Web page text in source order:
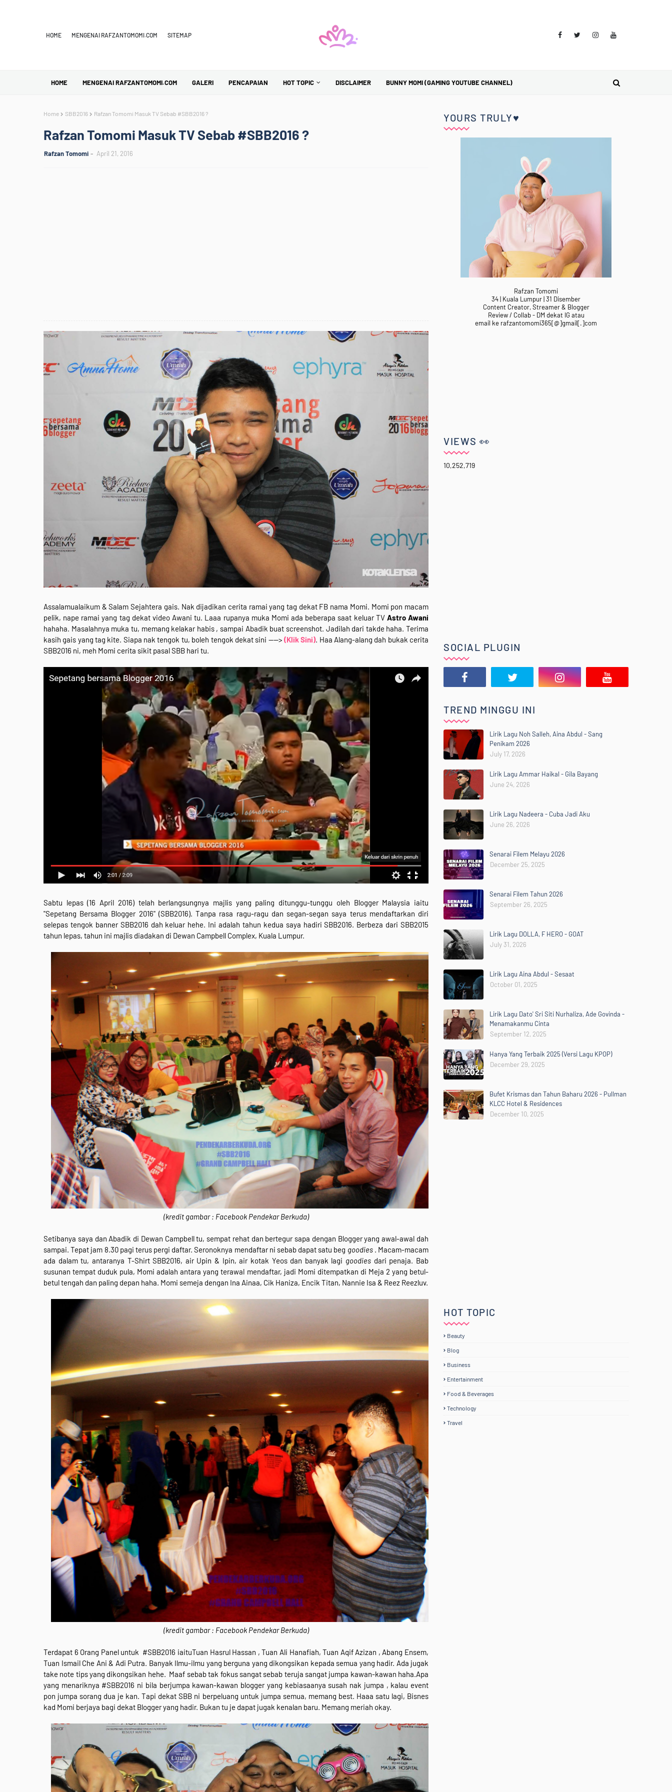
HOME MENGENAI RAFZANTOMOMI.COM SITEMAP
HOME MENGENAI RAFZANTOMOMI.COM GALERI PENCAPAIAN HOT TOPIC DISCLAIMER BUNNY MOMI (GAMING YOUTUBE CHANNEL)
Home SBB2016 Rafzan Tomomi Masuk TV Sebab #SBB2016 ?
Rafzan Tomomi Masuk TV Sebab #SBB2016 ?
Rafzan Tomomi April 21, 2016
Assalamualaikum & Salam Sejahtera gais. Nak dijadikan cerita ramai yang tag dekat FB nama Momi. Momi pon macam
pelik, nape ramai yang tag dekat video Awani tu. Laaa rupanya muka Momi ada beberapa saat keluar TV Astro Awani
hahaha. Masalahnya muka tu, memang kelakar habis , sampai Abadik buat screenshot. Jadilah dari takde haha. Terima
kasih gais yang tag kite. Siapa nak tengok tu, boleh tengok dekat sini ----> (Klik Sini). Haa Alang-alang dah bukak cerita
SBB2016 ni, meh Momi cerita sikit pasal SBB hari tu.
Sabtu lepas (16 April 2016) telah berlangsungnya majlis yang paling ditunggu-tunggu oleh Blogger Malaysia iaitu
"Sepetang Bersama Blogger 2016" (SBB2016). Tanpa rasa ragu-ragu dan segan-segan saya terus mendaftarkan diri
selepas tengok banner SBB2016 dah keluar hehe. Ini adalah tahun kedua saya hadiri SBB2016. Berbeza dari SBB2015
tahun lepas, tahun ini majlis diadakan di Dewan Campbell Complex, Kuala Lumpur.
(kredit gambar : Facebook Pendekar Berkuda)
Setibanya saya dan Abadik di Dewan Campbell tu, sempat rehat dan bertegur sapa dengan Blogger yang awal-awal dah
sampai. Tepat jam 8.30 pagi terus pergi daftar. Seronoknya mendaftar ni sebab dapat satu beg goodies. Macam-macam
ada dalam tu, antaranya T-Shirt SBB2016, air Upin & Ipin, air kotak Yeos dan banyak lagi goodies dari penaja. Bab
susunan tempat duduk pula, Momi adalah antara yang terawal mendaftar, jadi Momi ditempatkan di Meja 2 yang betul-
betul tengah dan paling depan haha. Momi semeja dengan Ina Ainaa, Cik Haniza, Encik Titan, Nannie Isa & Reez Reezluv.
(kredit gambar : Facebook Pendekar Berkuda)
Terdapat 6 Orang Panel untuk #SBB2016 iaituTuan Hasrul Hassan , Tuan Ali Hanafiah, Tuan Aqif Azizan , Abang Ensem,
Tuan Ismail Che Ani & Adi Putra. Banyak Ilmu-ilmu yang berguna yang dikongsikan kepada semua yang hadir. Ada jugak
take note tips yang dikongsikan hehe. Maaf sebab tak fokus sangat sebab teruja sangat jumpa kawan-kawan haha.Apa
yang menariknya #SBB2016 ni bila berjumpa kawan-kawan blogger yang kebiasaanya susah nak jumpa , kalau event
pon jumpa sorang dua je kan. Tapi dekat SBB ni berpeluang untuk jumpa semua, memang best. Haaa satu lagi, Bisnes
kad Momi berjaya bagi dekat Blogger yang hadir. Bukan tu je dapat jugak kenalan baru. Memang meriah okay.
YOURS TRULY♥
Rafzan Tomomi
34 | Kuala Lumpur | 31 Disember
Content Creator, Streamer & Blogger
Review / Collab - DM dekat IG atau
email ke rafzantomomi365[@]gmail[.]com
VIEWS 👀
10,252,719
SOCIAL PLUGIN
TREND MINGGU INI
Lirik Lagu Noh Salleh, Aina Abdul - Sang
Penikam 2026
July 17, 2026
Lirik Lagu Ammar Haikal - Gila Bayang
June 24, 2026
Lirik Lagu Nadeera - Cuba Jadi Aku
June 26, 2026
Senarai Filem Melayu 2026
December 25, 2025
Senarai Filem Tahun 2026
September 26, 2025
Lirik Lagu DOLLA, F HERO - GOAT
July 31, 2026
Lirik Lagu Aina Abdul - Sesaat
October 01, 2025
Lirik Lagu Dato' Sri Siti Nurhaliza, Ade Govinda -
Menamakanmu Cinta
September 12, 2025
Hanya Yang Terbaik 2025 (Versi Lagu KPOP)
December 29, 2025
Bufet Krismas dan Tahun Baharu 2026 - Pullman
KLCC Hotel & Residences
December 10, 2025
HOT TOPIC
Beauty
Blog
Business
Entertainment
Food & Beverages
Technology
Travel